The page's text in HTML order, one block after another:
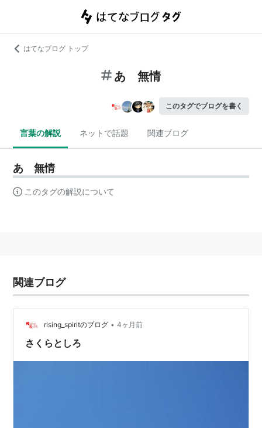
はてなブログ トップ
あゝ無情
このタグでブログを書く
言葉の解説 ネットで話題 関連ブログ
あゝ無情
このタグの解説について
関連ブログ
rising_spiritのブログ • 4ヶ月前
さくらとしろ